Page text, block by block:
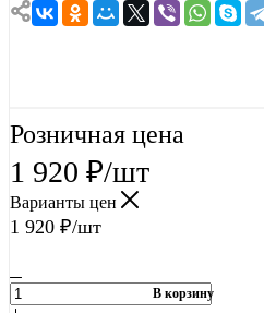
Розничная цена
1 920 ₽/шт
Варианты цен
1 920 ₽/шт
В корзину